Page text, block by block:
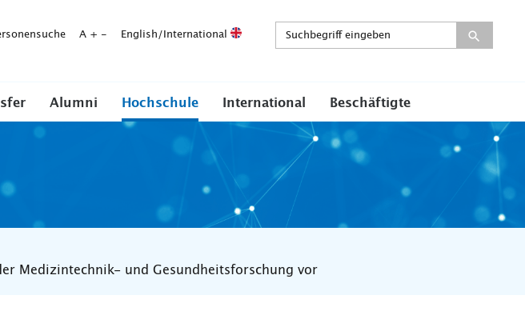
A + - English/International
Alumni Hochschule International Beschäftigte
Medizintechnik- und Gesundheitsforschung vor